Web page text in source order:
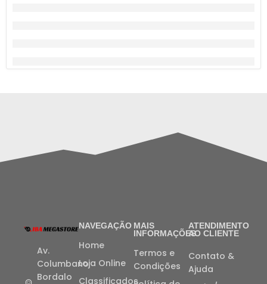
Av.
Columbano
Bordalo
NAVEGAÇÃO
Home
Loja Online
Classificados
MAIS
INFORMAÇÕES
Termos e
Condições
ATENDIMENTO
AO CLIENTE
Contato &
Ajuda